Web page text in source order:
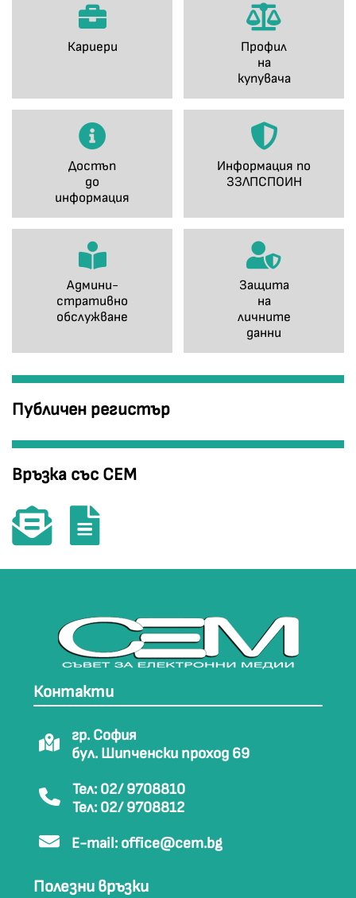
Кариери
Профил
на
купувача
Достъп
до
информация
Информация по
ЗЗЛПСПОИН
Админи-
стративно
обслужване
Защита
на
личните
данни
Публичен регистър
Връзка със СЕМ
Контакти
гр. София
бул. Шипченски проход 69
Тел: 02/ 9708810
Тел: 02/ 9708812
E-mail: office@cem.bg
Полезни връзки